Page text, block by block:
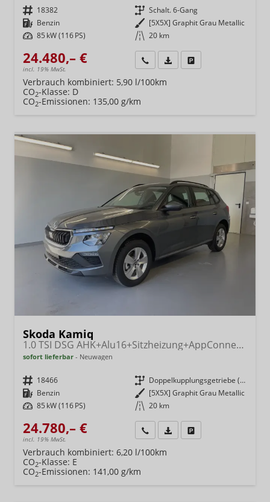
Fahrzeugnr. 18382 Getriebe Schalt. 6-Gang
Kraftstoff Benzin Außenfarbe [5X5X] Graphit Grau Metallic
Leistung 85 kW (116 PS) Kilometerstand 20 km
24.480,– €
incl. 19% MwSt.
Wir rufen Sie anFahrzeugexposé (PDF)
Verbrauch kombiniert: 5,90 l/100km
CO2-Klasse: D
CO2-Emissionen: 135,00 g/km
Skoda Kamiq
1.0 TSI DSG AHK+Alu16+Sitzheizung+AppConnect+GV5+LED+Nebel+Klima
sofort lieferbar Neuwagen
Fahrzeugnr. 18466 Getriebe
Doppelkupplungsgetriebe (DSG)
Kraftstoff Benzin Außenfarbe [5X5X] Graphit Grau Metallic
Leistung 85 kW (116 PS) Kilometerstand 20 km
24.780,– €
incl. 19% MwSt.
Wir rufen Sie anFahrzeugexposé (PDF)
Verbrauch kombiniert: 6,20 l/100km
CO2-Klasse: E
CO2-Emissionen: 141,00 g/km